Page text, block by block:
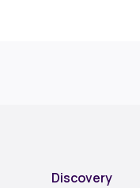
Discovery